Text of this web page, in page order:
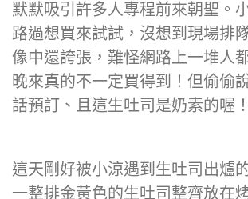
默默吸引許多人專程前來朝聖。
路過想買來試試，沒想到現場排
像中還誇張，難怪網路上一堆人
晚來真的不一定買得到！但偷偷
話預訂、且這生吐司是奶素的喔！
這天剛好被小涼遇到生吐司出爐
一整排金黃色的生吐司整齊放在